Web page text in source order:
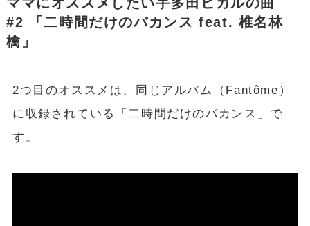
#2 「二時間だけのバカンス feat. 椎名林
檎」
2つ目のオススメは、同じアルバム（Fantôme）
に収録されている「二時間だけのバカンス」で
す。